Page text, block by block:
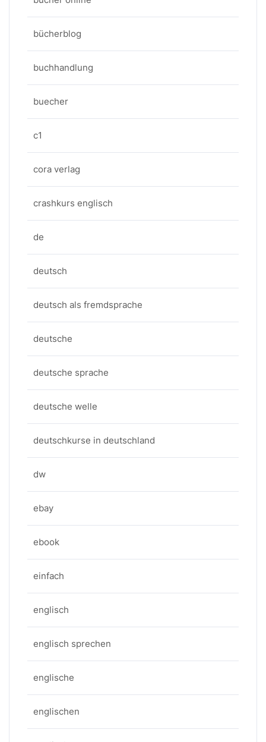
bücherblog
buchhandlung
buecher
c1
cora verlag
crashkurs englisch
de
deutsch
deutsch als fremdsprache
deutsche
deutsche sprache
deutsche welle
deutschkurse in deutschland
dw
ebay
ebook
einfach
englisch
englisch sprechen
englische
englischen